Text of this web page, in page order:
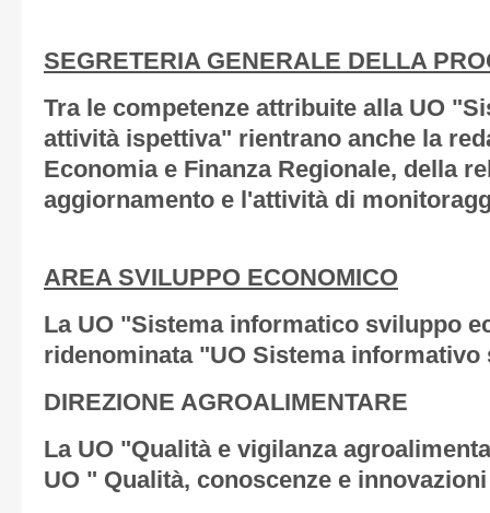
SEGRETERIA GENERALE DELLA
Tra le competenze attribuite alla UO
attività ispettiva" rientrano anche la
Economia e Finanza Regionale, della
aggiornamento e l'attività di
AREA SVILUPPO ECONOMICO
La UO "Sistema informatico sviluppo
ridenominata "UO Sistema
DIREZIONE AGROALIMENTARE
La UO "Qualità e vigilanza
UO " Qualità, conoscenze e